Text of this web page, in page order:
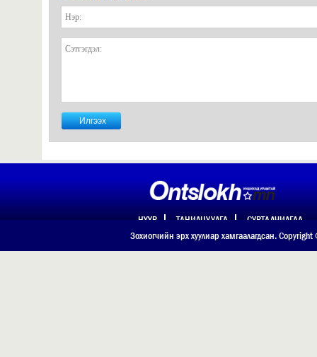
НҮҮР ТАНИЛЦУУЛГА СУРТАЛЧИЛГАА
ХОЛБОО БАРИХ
Зохиогчийн эрх хуулиар хамгаалагдсан.